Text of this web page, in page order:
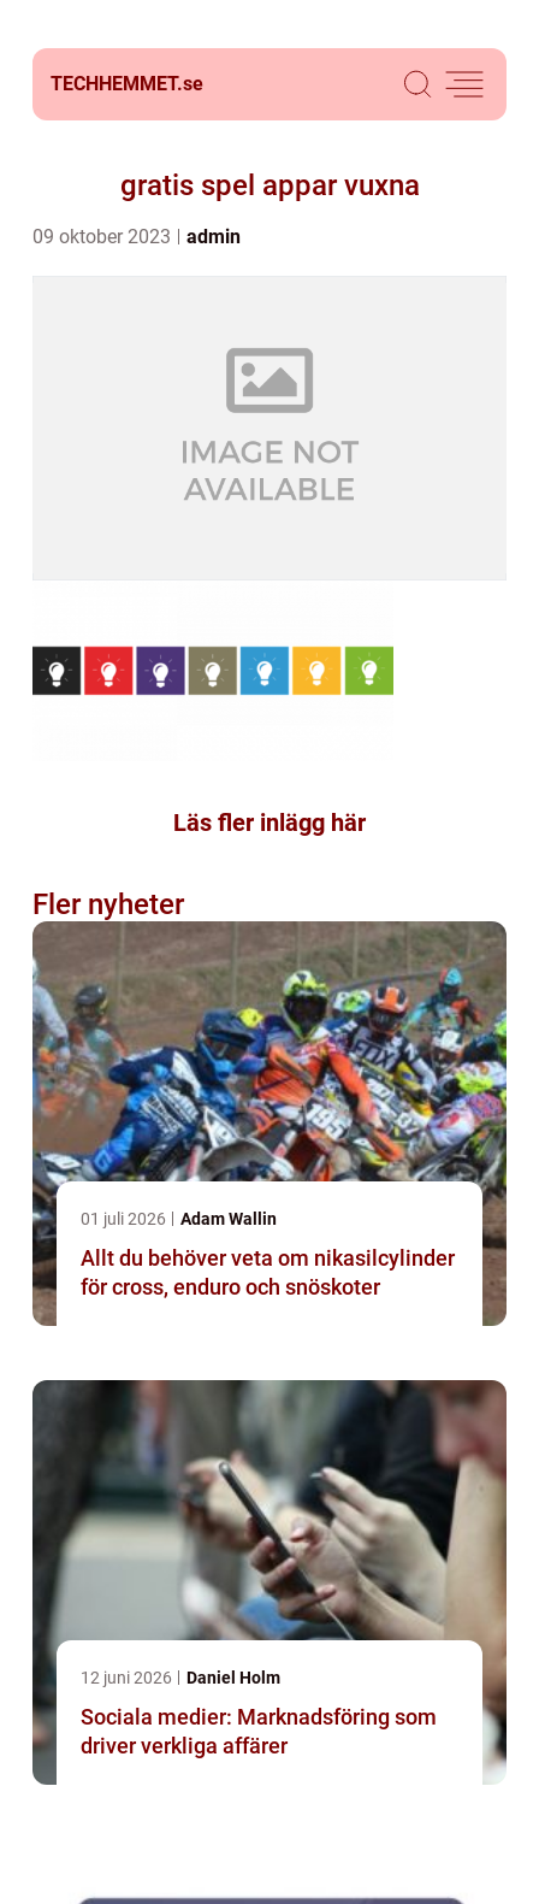
TECHHEMMET.se
gratis spel appar vuxna
09 oktober 2023 admin
Läs fler inlägg här
Fler nyheter
01 juli 2026 Adam Wallin
Allt du behöver veta om nikasilcylinder
för cross, enduro och snöskoter
12 juni 2026 Daniel Holm
Sociala medier: Marknadsföring som
driver verkliga affärer